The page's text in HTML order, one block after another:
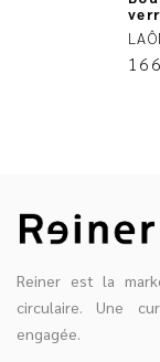
166
Reiner est la
circulaire. Une
engagée.